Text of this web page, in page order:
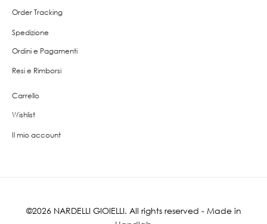
Order Tracking
Spedizione
Ordini e Pagamenti
Resi e Rimborsi
Carrello
Wishlist
Il mio account
©2026 NARDELLI GIOIELLI. All rights reserved - Made in